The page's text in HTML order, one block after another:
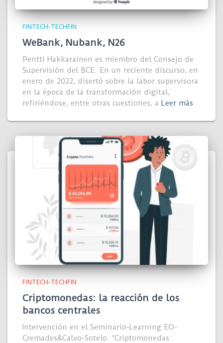
FINTECH-TECHFIN
WeBank, Nubank, N26
Pentti Hakkarainen es miembro del Consejo de
Supervisión del BCE. En un reciente discurso, en
enero de 2022, disertó sobre la labor supervisora
en la época de la transformación digital,
refiriéndose, entre otras cuestiones, a Leer más
FINTECH-TECHFIN
Criptomonedas: la reacción de los
bancos centrales
Intervención en el Seminario-Learning EO-
Cremades&Calvo-Sotelo: “Criptomonedas: